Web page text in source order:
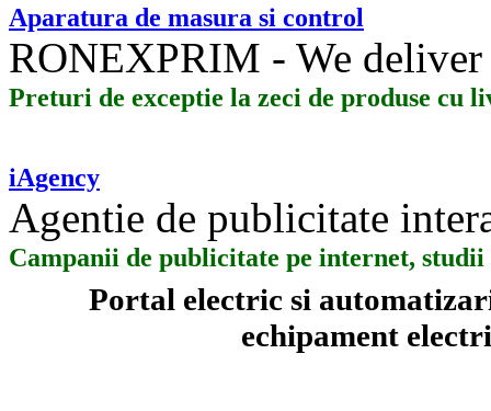
Aparatura de masura si control
RONEXPRIM - We deliver
Preturi de exceptie la zeci de produse cu
iAgency
Agentie de publicitate
Campanii de publicitate pe internet,
Portal electric si
echipament